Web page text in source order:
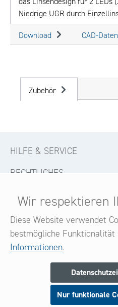
Niedrige UGR durch
Download CAD-Daten
Zubehör
HILFE & SERVICE
RECHTLICHES
KONTAKT
FOLGE UNS
Melden Sie sich jetzt zu
und seien Sie stets über
Wir respektieren
Diese Website verwendet
bestmögliche Funktionalität
Informationen.
Nur funktionale